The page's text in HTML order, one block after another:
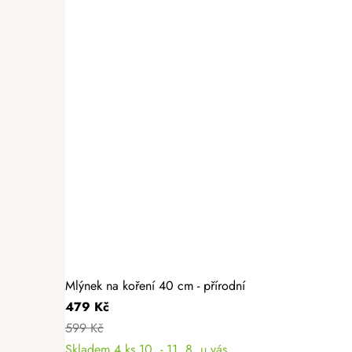
Mlýnek na koření 40 cm - přírodní
479 Kč
599 Kč